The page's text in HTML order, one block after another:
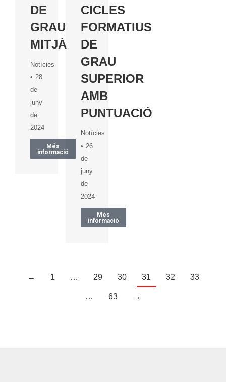
DE
GRAU
MITJÀ
Notícies
28
de
juny
de
2024
Més
informació
CICLES
FORMATIUS
DE
GRAU
SUPERIOR
AMB
PUNTUACIÓ
Notícies
26
de
juny
de
2024
Més
informació
← 1 … 29 30 31 32 33
… 63 →